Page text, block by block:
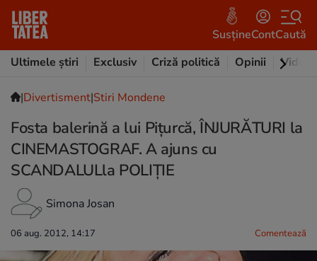
SusțineContCaută
Ultimele știri
Exclusiv Criză politică Opinii Video
|Divertisment|Stiri Mondene
Fosta balerină a lui Pițurcă, ÎNJURĂTURI la
CINEMASTOGRAF. A ajuns cu
SCANDALULla POLIȚIE
Simona Josan
06 aug. 2012, 14:17 Comentează